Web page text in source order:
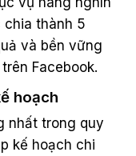
chia thành 5
và bền vững
Facebook.
hoạch
nhất trong quy
kế hoạch chi